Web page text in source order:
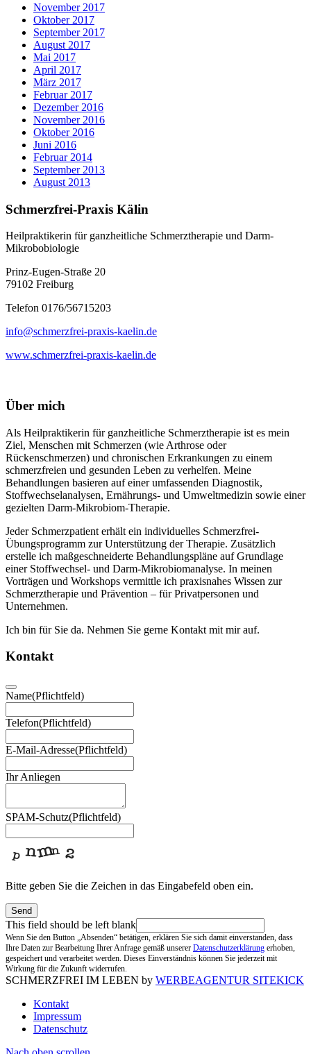
November 2017
Oktober 2017
September 2017
August 2017
Mai 2017
April 2017
März 2017
Februar 2017
Dezember 2016
November 2016
Oktober 2016
Juni 2016
Februar 2014
September 2013
August 2013
Schmerzfrei-Praxis Kälin
Heilpraktikerin für ganzheitliche Schmerztherapie und Darm-
Mikrobobiologie
Prinz-Eugen-Straße 20
79102 Freiburg
Telefon 0176/56715203
info@schmerzfrei-praxis-kaelin.de
www.schmerzfrei-praxis-kaelin.de
Über mich
Als Heilpraktikerin für ganzheitliche Schmerztherapie ist es mein
Ziel, Menschen mit Schmerzen (wie Arthrose oder
Rückenschmerzen) und chronischen Erkrankungen zu einem
schmerzfreien und gesunden Leben zu verhelfen. Meine
Behandlungen basieren auf einer umfassenden Diagnostik,
Stoffwechselanalysen, Ernährungs- und Umweltmedizin sowie einer
gezielten Darm-Mikrobiom-Therapie.
Jeder Schmerzpatient erhält ein individuelles Schmerzfrei-
Übungsprogramm zur Unterstützung der Therapie. Zusätzlich
erstelle ich maßgeschneiderte Behandlungspläne auf Grundlage
einer Stoffwechsel- und Darm-Mikrobiomanalyse. In meinen
Vorträgen und Workshops vermittle ich praxisnahes Wissen zur
Schmerztherapie und Prävention – für Privatpersonen und
Unternehmen.
Ich bin für Sie da. Nehmen Sie gerne Kontakt mit mir auf.
Kontakt
Name(Pflichtfeld)
Telefon(Pflichtfeld)
E-Mail-Adresse(Pflichtfeld)
Ihr Anliegen
SPAM-Schutz(Pflichtfeld)
Bitte geben Sie die Zeichen in das Eingabefeld oben ein.
Send
This field should be left blank
Wenn Sie den Button „Absenden“ betätigen, erklären Sie sich damit einverstanden, dass
Ihre Daten zur Bearbeitung Ihrer Anfrage gemäß unserer Datenschutzerklärung erhoben,
gespeichert und verarbeitet werden. Dieses Einverständnis können Sie jederzeit mit
Wirkung für die Zukunft widerrufen.
SCHMERZFREI IM LEBEN by WERBEAGENTUR SITEKICK
Kontakt
Impressum
Datenschutz